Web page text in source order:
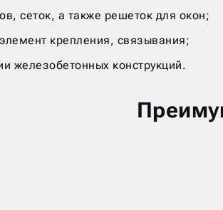
сеток, а также решеток для окон;
крепления, связывания;
железобетонных конструкций.